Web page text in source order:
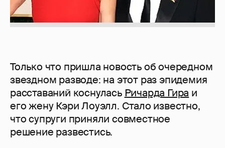
Только что пришла новость об очередном
звездном разводе: на этот раз эпидемия
расставаний коснулась Ричарда Гира и
его жену Кэри Лоуэлл. Стало известно,
что супруги приняли совместное
решение развестись.